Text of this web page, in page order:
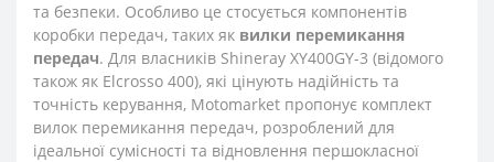
та безпеки. Особливо це стосується компонентів
коробки передач, таких як вилки перемикання
передач. Для власників Shineray XY400GY-3 (відомого
також як Elcrosso 400), які цінують надійність та
точність керування, Motomarket пропонує комплект
вилок перемикання передач, розроблений для
ідеальної сумісності та відновлення першокласної